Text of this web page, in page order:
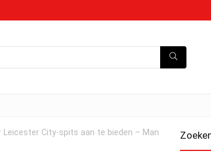
City-spits aan te bieden – Man